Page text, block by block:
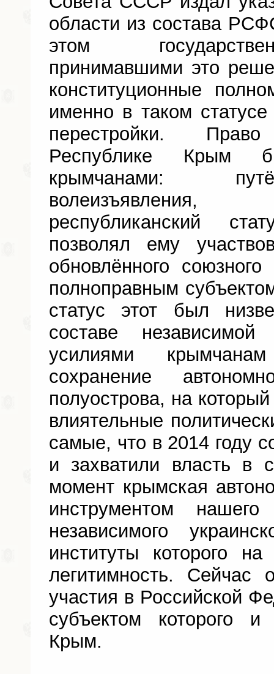
области из состава
этом
принимавшими это
конституционные
именно в таком
перестройки.
Республике Крым
крымчанами:
республиканский
позволял ему
обновлённого
полноправным
статус этот был
составе
усилиями
сохранение
полуострова, на
влиятельные
самые, что в 2014 году
и захватили власть в
момент крымская
инструментом
независимого
институты которого
легитимность.
участия в Российской
субъектом которого и
Крым.